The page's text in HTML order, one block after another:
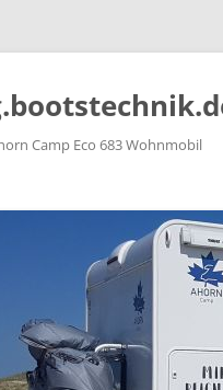
Camp Eco 683 Wohnmobil